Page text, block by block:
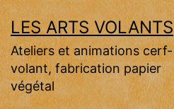
Aller
au
contenu
LES ARTS VOLANTS
Ateliers et animations cerf-
volant, fabrication papier
végétal